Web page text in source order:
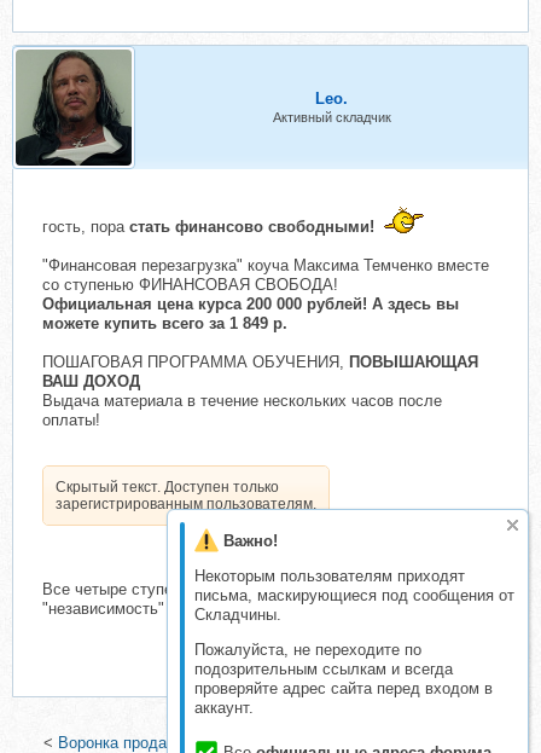
Важно!
Некоторым пользователям приходят
письма, маскирующиеся под сообщения от
Складчины.
Пожалуйста, не переходите по
подозрительным ссылкам и всегда
проверяйте адрес сайта перед входом в
аккаунт.
Leo.
Активный складчик
гость, пора стать финансово свободными!
"Финансовая перезагрузка" коуча Максима Темченко вместе
со ступенью ФИНАНСОВАЯ СВОБОДА!
Официальная цена курса 200 000 рублей! А здесь вы
можете купить всего за 1 849 р.
ПОШАГОВАЯ ПРОГРАММА ОБУЧЕНИЯ, ПОВЫШАЮЩАЯ
ВАШ ДОХОД
Выдача материала в течение нескольких часов после
оплаты!
Скрытый текст. Доступен только
зарегистрированным пользователям.
Все четыре ступени: "безопасность", "стабильность",
"независимость" и "свобода"!
< Воронка продаж 4.0 (2014) Эффективная методика набора